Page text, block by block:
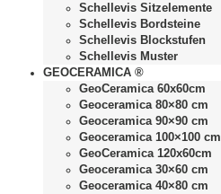
Schellevis Sitzelemente
Schellevis Bordsteine
Schellevis Blockstufen
Schellevis Muster
GEOCERAMICA ®
GeoCeramica 60x60cm
Geoceramica 80×80 cm
Geoceramica 90×90 cm
Geoceramica 100×100 cm
GeoCeramica 120x60cm
Geoceramica 30×60 cm
Geoceramica 40×80 cm